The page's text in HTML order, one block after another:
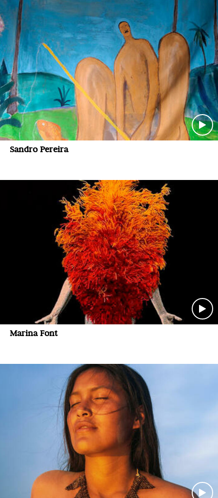
Sandro Pereira
Marina Font